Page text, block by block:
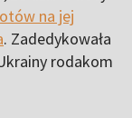
na jej
. Zadedykowała
rodakom